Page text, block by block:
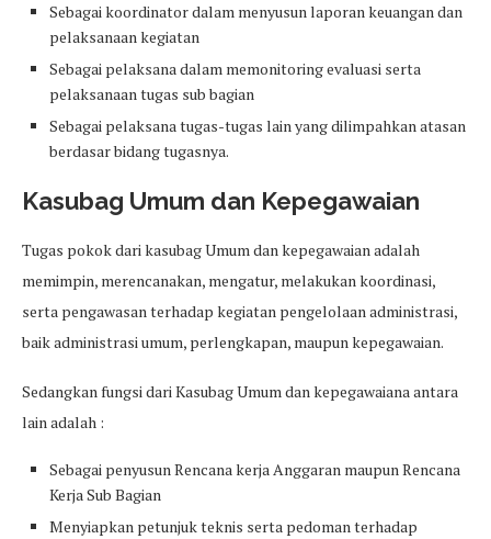
Sebagai koordinator dalam menyusun laporan keuangan dan
pelaksanaan kegiatan
Sebagai pelaksana dalam memonitoring evaluasi serta
pelaksanaan tugas sub bagian
Sebagai pelaksana tugas-tugas lain yang dilimpahkan atasan
berdasar bidang tugasnya.
Kasubag Umum dan Kepegawaian
Tugas pokok dari kasubag Umum dan kepegawaian adalah
memimpin, merencanakan, mengatur, melakukan koordinasi,
serta pengawasan terhadap kegiatan pengelolaan administrasi,
baik administrasi umum, perlengkapan, maupun kepegawaian.
Sedangkan fungsi dari Kasubag Umum dan kepegawaiana antara
lain adalah :
Sebagai penyusun Rencana kerja Anggaran maupun Rencana
Kerja Sub Bagian
Menyiapkan petunjuk teknis serta pedoman terhadap